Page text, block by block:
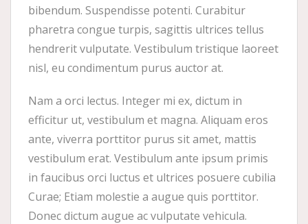
bibendum. Suspendisse potenti. Curabitur
pharetra congue turpis, sagittis ultrices tellus
hendrerit vulputate. Vestibulum tristique laoreet
nisl, eu condimentum purus auctor at.
Nam a orci lectus. Integer mi ex, dictum in
efficitur ut, vestibulum et magna. Aliquam eros
ante, viverra porttitor purus sit amet, mattis
vestibulum erat. Vestibulum ante ipsum primis
in faucibus orci luctus et ultrices posuere cubilia
Curae; Etiam molestie a augue quis porttitor.
Donec dictum augue ac vulputate vehicula.